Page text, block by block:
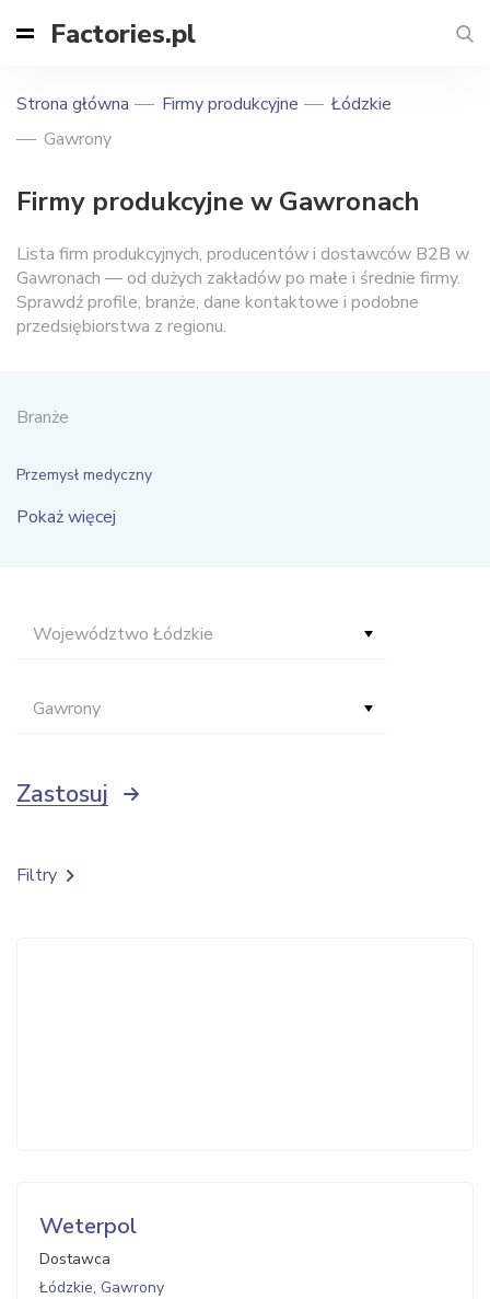
Factories.pl
Strona główna Firmy produkcyjne
Łódzkie
Gawrony
Firmy produkcyjne w Gawronach
Lista firm produkcyjnych, producentów i dostawców B2B w
Gawronach — od dużych zakładów po małe i średnie firmy.
Sprawdź profile, branże, dane kontaktowe i podobne
przedsiębiorstwa z regionu.
Branże
Przemysł medyczny
Pokaż więcej
Województwo Łódzkie
Gawrony
Zastosuj
Weterpol
Dostawca
Łódzkie, Gawrony
Filtry